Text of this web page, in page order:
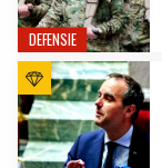
DEFENSIE